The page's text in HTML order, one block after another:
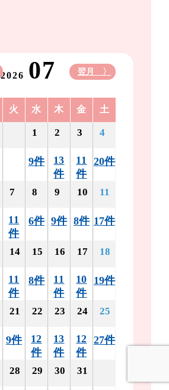
2026 07 翌月 〉
火 水 木 金 土
1
9件
2
13
件
3
11
件
4
20件
7
11
件
8
6件
9
9件
10
8件
11
17件
14
11
件
15
8件
16
11
件
17
10
件
18
19件
21
9件
22
12
件
23
13
件
24
12
件
25
27件
28 29 30 31